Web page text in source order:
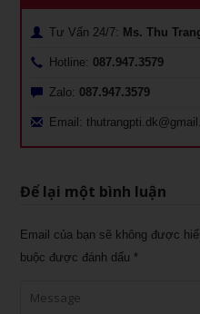
Tư Vấn 24/7: Ms. Thu
Hotline: 087.947.3579
Zalo: 087.947.3579
Email:
Để lại một bình luận
Email của bạn sẽ không được
buộc được đánh dấu *